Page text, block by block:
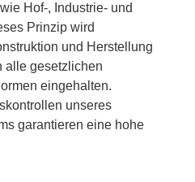
Hof-, Industrie- und
Prinzip wird
und Herstellung
alle gesetzlichen
eingehalten.
unseres
garantieren eine hohe